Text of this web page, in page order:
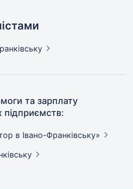
та зарплату
підприємств:
в Івано-Франківську»